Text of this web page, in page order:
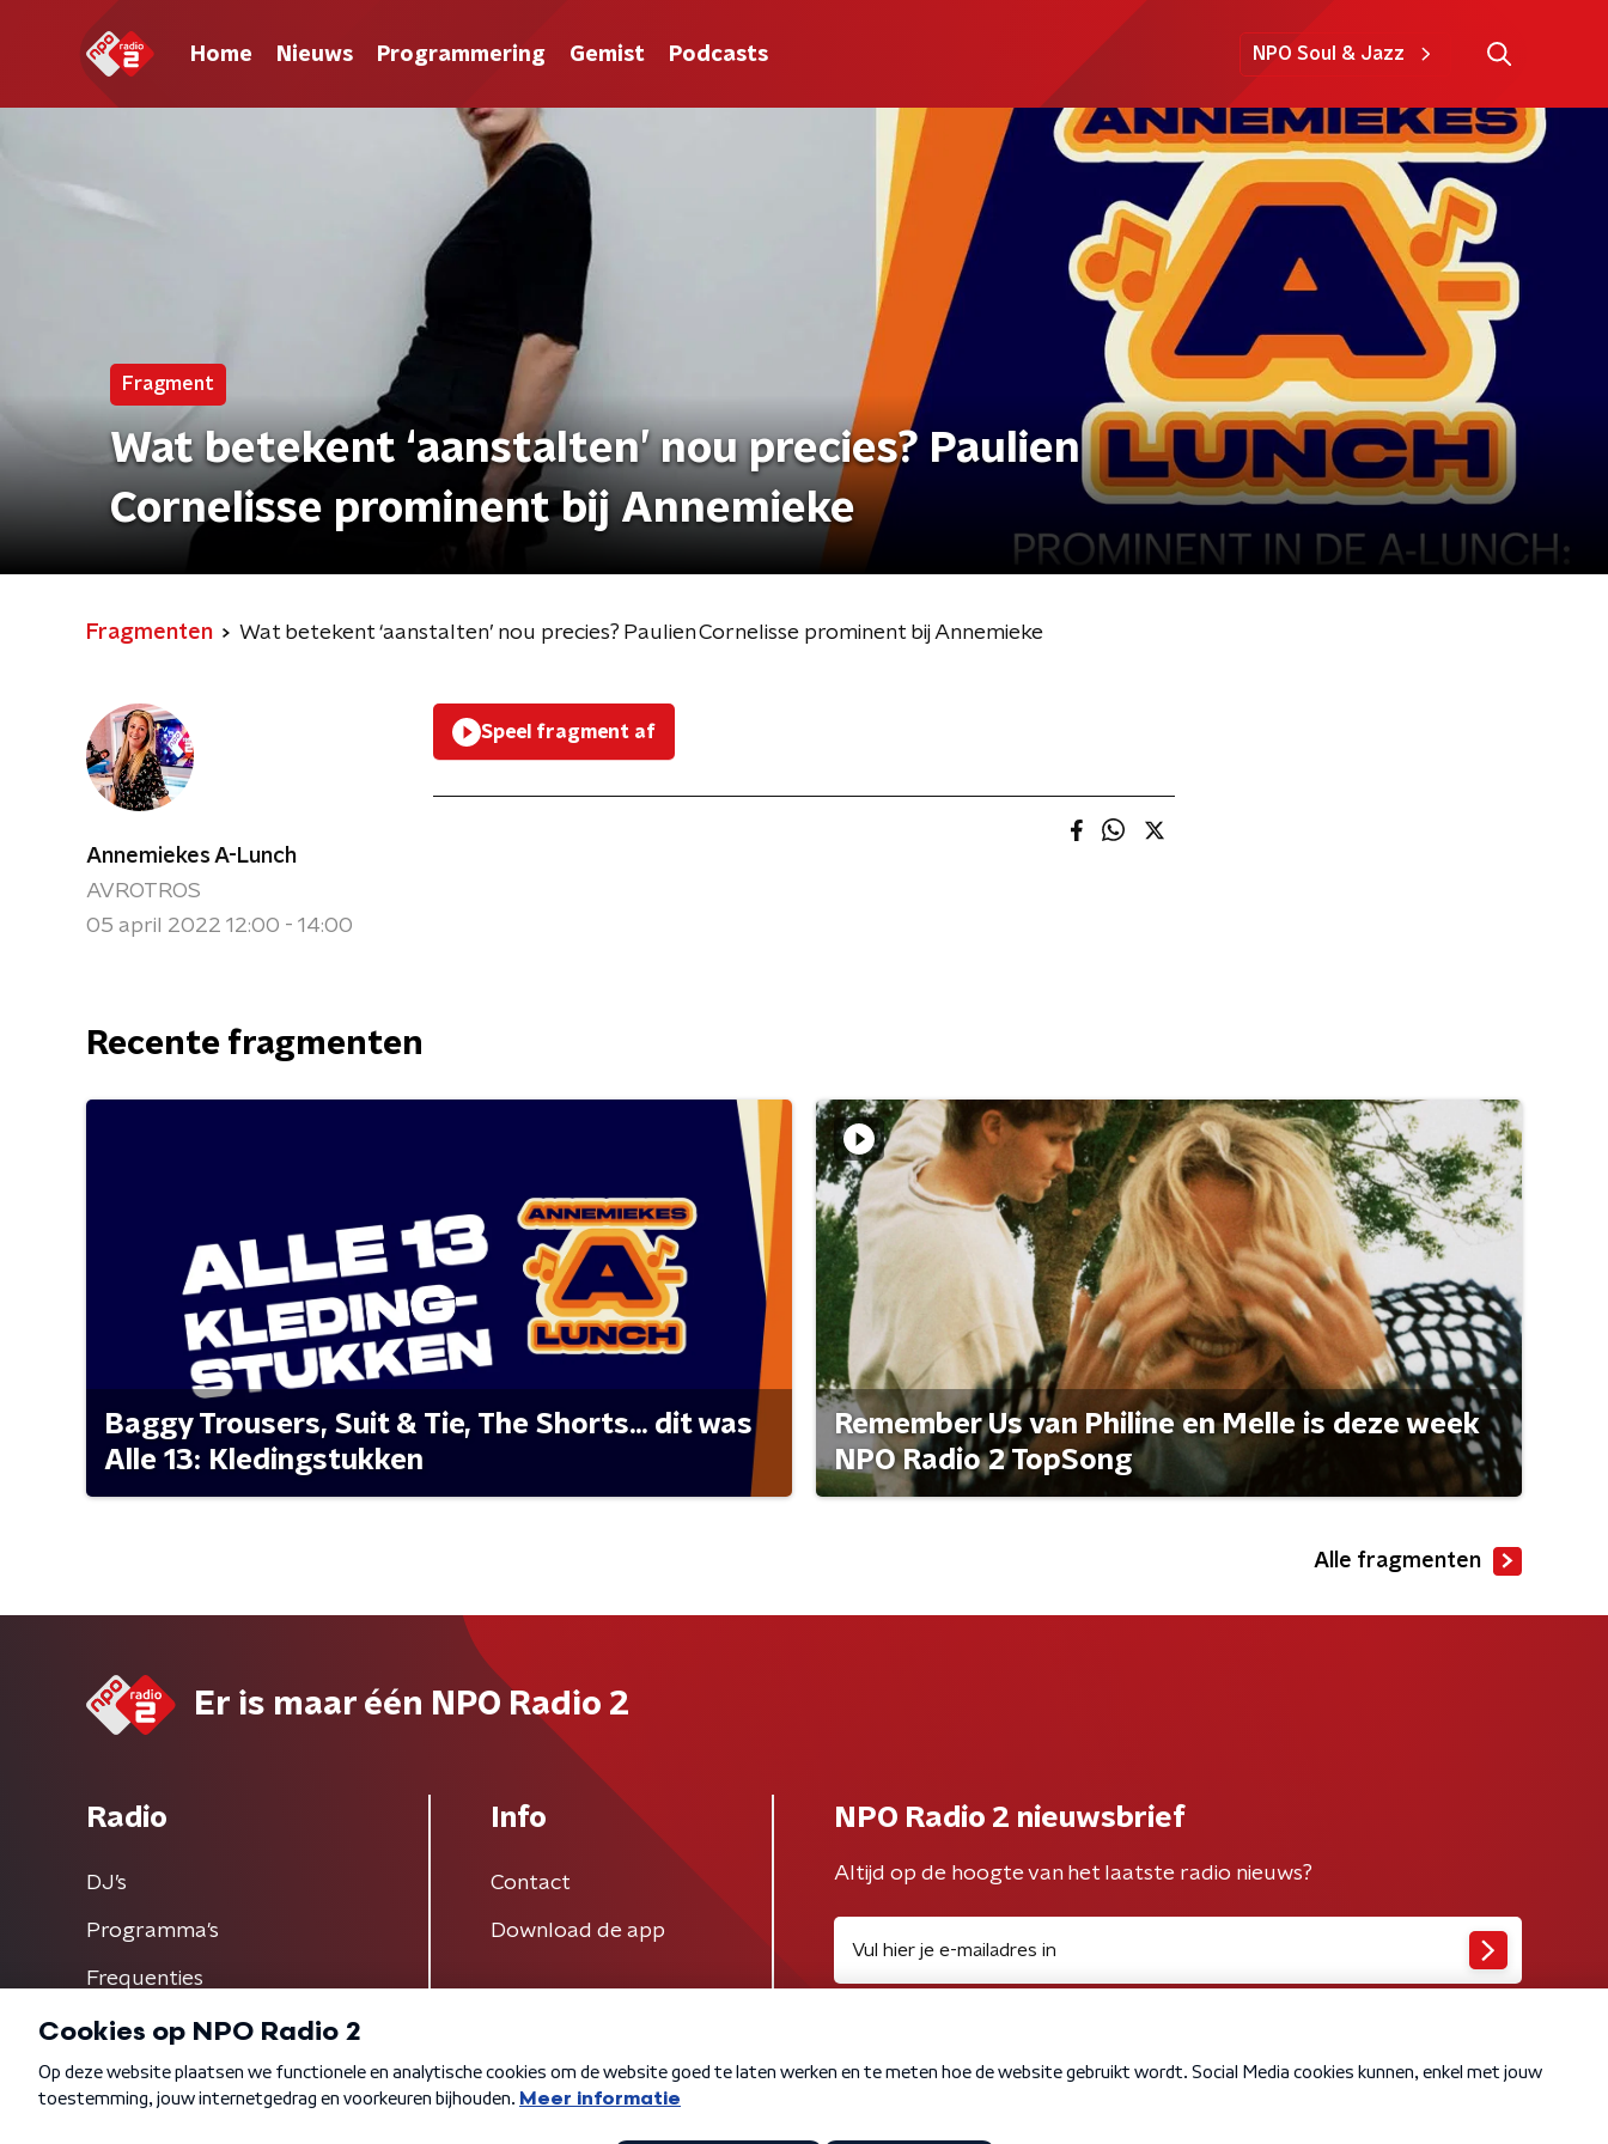
Home Nieuws Programmering Gemist Podcasts NPO Soul & Jazz
Fragment
Wat betekent ‘aanstalten’ nou precies? Paulien
Cornelisse prominent bij Annemieke
Fragmenten Wat betekent ‘aanstalten’ nou precies? Paulien Cornelisse prominent bij Annemieke
Annemiekes A-Lunch
AVROTROS
05 april 2022 12:00 - 14:00
Speel fragment af
Recente fragmenten
Baggy Trousers, Suit & Tie, The Shorts... dit was
Alle 13: Kledingstukken
Remember Us van Philine en Melle is deze week
NPO Radio 2 TopSong
Alle fragmenten
Er is maar één NPO Radio 2
Radio
DJ’s
Programma's
Frequenties
Info
Contact
Download de app
NPO Radio 2 nieuwsbrief
Altijd op de hoogte van het laatste radio nieuws?
Algemene voorwaarden Privacybeleid